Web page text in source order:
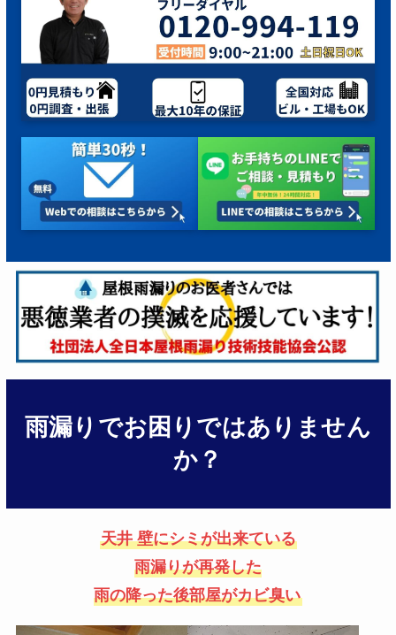
雨漏りでお困りではありません
か？
天井 壁にシミが出来ている
雨漏りが再発した
雨の降った後部屋がカビ臭い